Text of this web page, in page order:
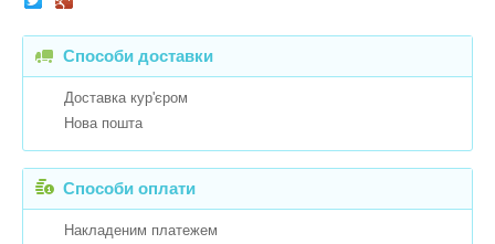
Способи доставки
Доставка кур'єром
Нова пошта
Способи оплати
Накладеним платежем